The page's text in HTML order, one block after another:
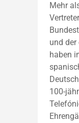
Mehr
und
haben
100-